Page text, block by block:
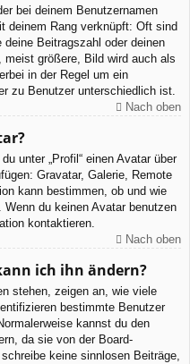
bei deinem Benutzernamen
deinem Rang verknüpft: Oft sind
Beitragszahl oder deinen
größere, Bild wird auch als
in der Regel um ein
zu Benutzer unterschiedlich ist.
Nach oben
unter „Profil“ einen Avatar über
Gravatar, Galerie, Remote
kann bestimmen, ob und wie
du keinen Avatar benutzen
kontaktieren.
Nach oben
ich ihn ändern?
stehen, zeigen an, wie viele
bestimmte Benutzer
kannst du den
da sie von der Board-
keine sinnlosen Beiträge,